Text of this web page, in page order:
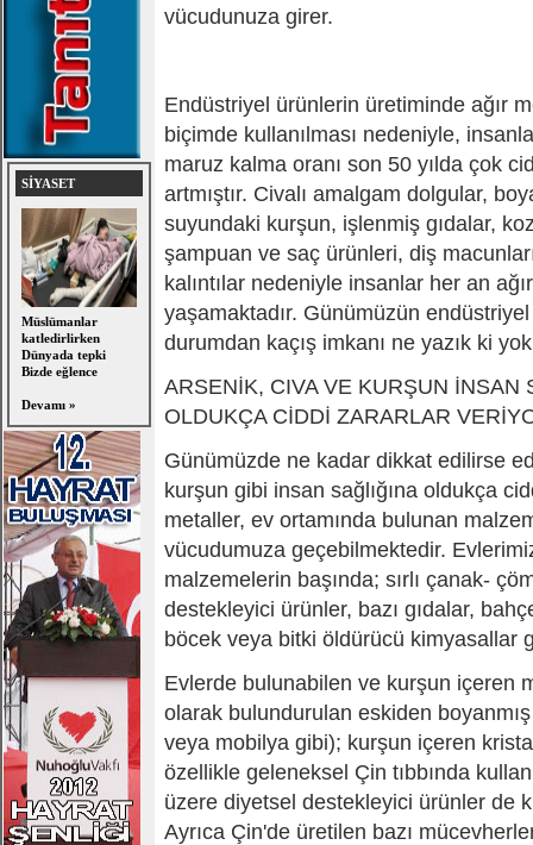
SİYASET
Müslümanlar
katledirlirken
Dünyada tepki
Bizde eğlence
Devamı »
vücudunuza girer.
Endüstriyel ürünlerin üretiminde ağır
biçimde kullanılması nedeniyle,
maruz kalma oranı son 50 yılda çok
artmıştır. Civalı amalgam dolgular,
suyundaki kurşun, işlenmiş gıdalar,
şampuan ve saç ürünleri, diş
kalıntılar nedeniyle insanlar her an
yaşamaktadır. Günümüzün
durumdan kaçış imkanı ne yazık ki
ARSENİK, CIVA VE KURŞUN İNSAN
OLDUKÇA CİDDİ ZARARLAR
Günümüzde ne kadar dikkat edilirse
kurşun gibi insan sağlığına oldukça
metaller, ev ortamında bulunan
vücudumuza geçebilmektedir.
malzemelerin başında; sırlı çanak-
destekleyici ürünler, bazı gıdalar,
böcek veya bitki öldürücü kimyasallar
Evlerde bulunabilen ve kurşun içeren
olarak bulundurulan eskiden
veya mobilya gibi); kurşun içeren
özellikle geleneksel Çin tıbbında
üzere diyetsel destekleyici ürünler de
Ayrıca Çin'de üretilen bazı